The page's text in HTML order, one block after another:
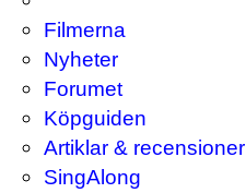
Filmerna
Nyheter
Forumet
Köpguiden
Artiklar & recensioner
SingAlong